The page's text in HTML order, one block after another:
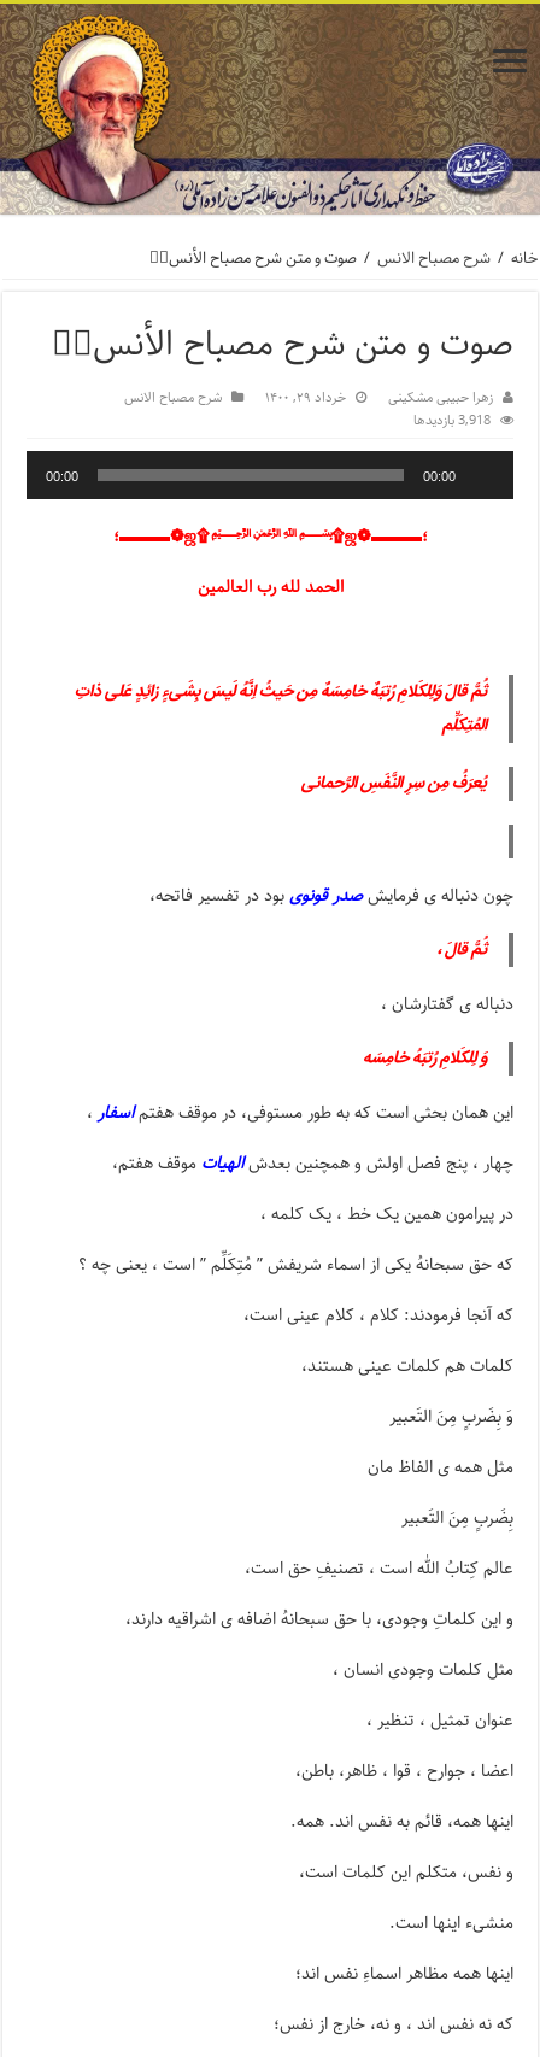
خانه / شرح مصباح الانس / صوت و متن شرح مصباح الأنس۷️⃣
صوت و متن شرح مصباح الأنس۷️⃣
زهرا حبیبی مشکینی خرداد ۲۹, ۱۴۰۰
شرح مصباح الانس
3,918 بازدیدها
00:00
00:00
؛▬▬▬❁ஜ۩﷽۩ஜ❁▬▬▬؛
الحمد لله رب العالمین
ثُمَّ قالَ وَلِلکَلامِ رُتبَهٌ خامِسَهٌ مِن حَیثُ اِنَّهُ لَیسَ بِشَیءٍ زائِدٍ عَلی ذاتِ
المُتِکَلِّم
یُعرَفُ مِن سِرِ النَّفَسِ الرَّحمانی
چون دنباله ی فرمایشصدر قونویبود در تفسیر فاتحه،
ثُمَّ قالَ ،
دنباله ی گفتارشان ،
وَ لِلکَلامِ رُتبَهُ خامِسَه
این همان بحثی است که به طور مستوفی، در موقف هفتماسفار،
چهار ، پنج فصل اولش و همچنین بعدشالهیات موقف هفتم،
در پیرامون همین یک خط ، یک کلمه ،
که حق سبحانهُ یکی از اسماء شریفش ” مُتِکَلِّم ” است ، یعنی چه ؟
که آنجا فرمودند: کلام ، کلام عینی است،
کلمات هم کلمات عینی هستند،
وَ بِضَربٍ مِنَ التَعبیر
مثل همه ی الفاظ مان
بِضَربٍ مِنَ التَعبیر
عالم کِتابُ الله است ، تصنیفِ حق است،
و این کلماتِ وجودی، با حق سبحانهُ اضافه ی اشراقیه دارند،
مثل کلمات وجودی انسان ،
عنوان تمثیل ، تنظیر ،
اعضا ، جوارح ، قوا ، ظاهر، باطن،
اینها همه، قائم به نفس اند. همه.
و نفس، متکلم این کلمات است،
منشیء اینها است.
اینها همه مظاهر اسماءِ نفس اند؛
که نه نفس اند ، و نه، خارج از نفس؛